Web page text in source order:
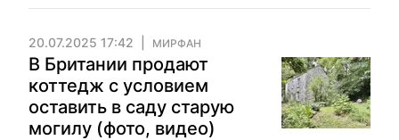
20.07.2025 17:42 МИРФАН
В Британии продают
коттедж с условием
оставить в саду старую
могилу (фото, видео)